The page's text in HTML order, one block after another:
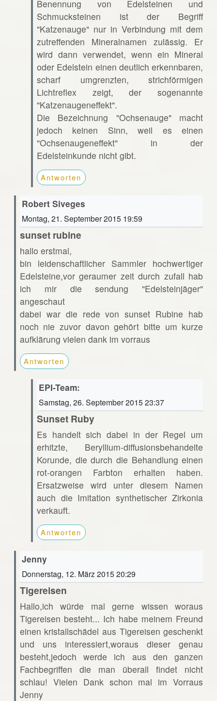
Benennung von Edelsteinen und
Schmucksteinen ist der Begriff
"Katzenauge" nur in Verbindung mit dem
zutreffenden Mineralnamen zulässig. Er
wird dann verwendet, wenn ein Mineral
oder Edelstein einen deutlich erkennbaren,
scharf umgrenzten, strichförmigen
Lichtreflex zeigt, der sogenannte
"Katzenaugeneffekt".
Die Bezeichnung "Ochsenauge" macht
jedoch keinen Sinn, weil es einen
"Ochsenaugeneffekt" in der
Edelsteinkunde nicht gibt.
Antworten
Robert Siveges
Montag, 21. September 2015 19:59
sunset rubine
hallo erstmal,
bin leidenschaftlicher Sammler hochwertiger
Edelsteine,vor geraumer zeit durch zufall hab
ich mir die sendung "Edelsteinjäger"
angeschaut
dabei war die rede von sunset Rubine hab
noch nie zuvor davon gehört bitte um kurze
aufklärung vielen dank im vorraus
Antworten
EPI-Team:
Samstag, 26. September 2015 23:37
Sunset Ruby
Es handelt sich dabei in der Regel um
erhitzte, Beryllium-diffusionsbehandelte
Korunde, die durch die Behandlung einen
rot-orangen Farbton erhalten haben.
Ersatzweise wird unter diesem Namen
auch die Imitation synthetischer Zirkonia
verkauft.
Antworten
Jenny
Donnerstag, 12. März 2015 20:29
Tigereisen
Hallo,ich würde mal gerne wissen woraus
Tigereisen besteht... Ich habe meinem Freund
einen kristallschädel aus Tigereisen geschenkt
und uns interessiert,woraus dieser genau
besteht,jedoch werde ich aus den ganzen
Fachbegriffen die man überall findet nicht
schlau! Vielen Dank schon mal im Vorraus
Jenny